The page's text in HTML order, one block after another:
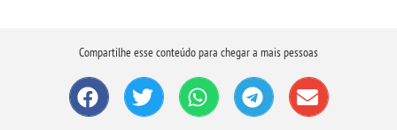
Compartilhe esse conteúdo para chegar a mais pessoas